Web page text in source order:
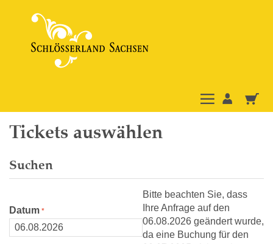
Tickets auswählen
Suchen
Datum
Bitte beachten Sie, dass
Ihre Anfrage auf den
06.08.2026 geändert wurde,
da eine Buchung für den